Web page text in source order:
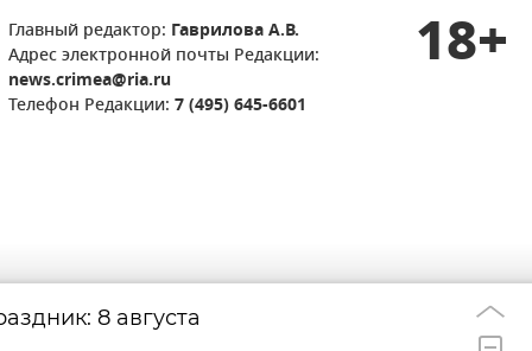
Главный редактор: Гаврилова А.В.
Адрес электронной почты Редакции:
news.crimea@ria.ru
Телефон Редакции: 7 (495) 645-6601
18+
8 августа
Удар дрона по
берегов Ялты: